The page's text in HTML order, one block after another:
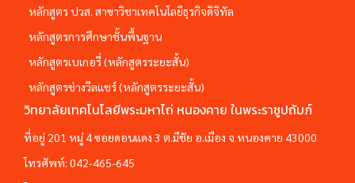
หลักสูตร ปวส. สาขาวิชาเทคโนโลยีธุรกิจดิจิทัล
หลักสูตรการศึกษาชั้นพื้นฐาน
หลักสูตรเบเกอรี่ (หลักสูตรระยะสั้น)
หลักสูตรช่างวีลแชร์ (หลักสูตรระยะสั้น)
วิทยาลัยเทคโนโลยีพระมหาไถ่ หนองคาย ในพระราชูปถัมภ์
ที่อยู่ 201 หมู่ 4 ซอยดอนแดง 3 ต.มีชัย อ.เมือง จ.หนองคาย 43000
โทรศัพท์: 042-465-645